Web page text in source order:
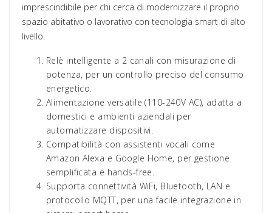
imprescindibile per chi cerca di modernizzare il proprio
spazio abitativo o lavorativo con tecnologia smart di alto
livello.
Relè intelligente a 2 canali con misurazione di
potenza, per un controllo preciso del consumo
energetico.
Alimentazione versatile (110-240V AC), adatta a
domestici e ambienti aziendali per
automatizzare dispositivi.
Compatibilità con assistenti vocali come
Amazon Alexa e Google Home, per gestione
semplificata e hands-free.
Supporta connettività WiFi, Bluetooth, LAN e
protocollo MQTT, per una facile integrazione in